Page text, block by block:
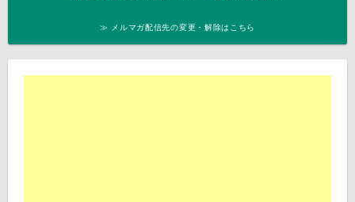
≫ メルマガ配信先の変更・解除はこちら